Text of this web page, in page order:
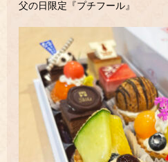
父の日限定『プチフール』